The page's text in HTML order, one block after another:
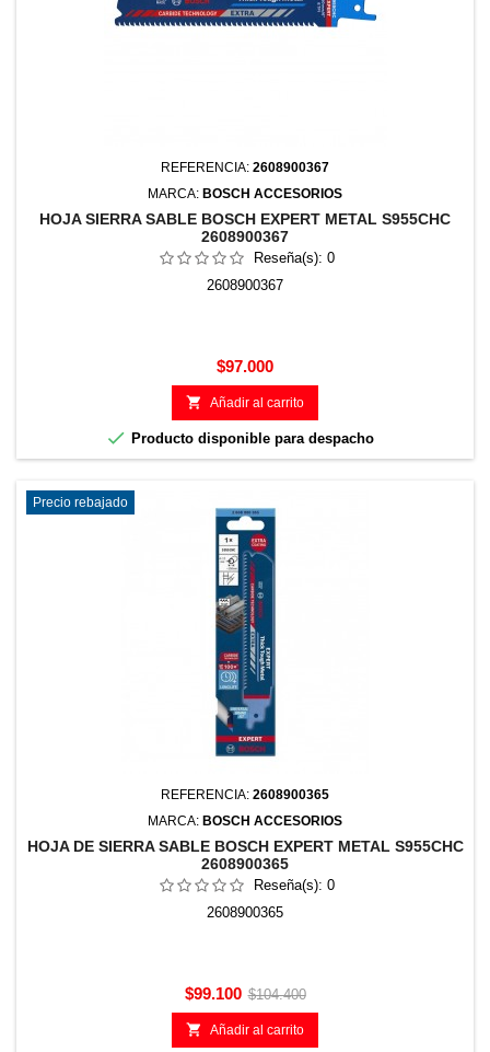
REFERENCIA: 2608900367
MARCA: BOSCH ACCESORIOS
HOJA SIERRA SABLE BOSCH EXPERT METAL S955CHC
2608900367
Reseña(s): 0
2608900367
Precio
$97.000
 Añadir al carrito
 Producto disponible para despacho
Precio rebajado
REFERENCIA: 2608900365
MARCA: BOSCH ACCESORIOS
HOJA DE SIERRA SABLE BOSCH EXPERT METAL S955CHC
2608900365
Reseña(s): 0
2608900365
Precio
$99.100 Precio
base
$104.400
 Añadir al carrito